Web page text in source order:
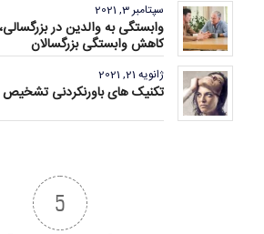
سپتامبر 3, 2021
وابستگی به والدین در
کاهش وابستگی بزرگسالان
ژانویه 21, 2021
تکنیک های باورنکردنی
5